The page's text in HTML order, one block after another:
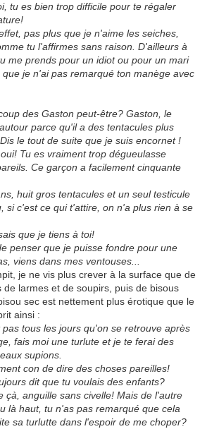
tu es bien trop difficile pour te régaler
pas plus que je n'aime les seiches,
tu l'affirmes sans raison. D'ailleurs à
me prends pour un idiot ou pour un mari
je n'ai pas remarqué ton manège avec
des Gaston peut-être? Gaston, le
parce qu'il a des tentacules plus
le tout de suite que je suis encornet !
Tu es vraiment trop dégueulasse
Ce garçon a facilement cinquante
huit gros tentacules et un seul testicule
si c'est ce qui t'attire, on n'a plus rien à se
que je tiens à toi!
penser que je puisse fondre pour une
viens dans mes ventouses...
je ne vis plus crever à la surface que de
de larmes et de soupirs, puis de bisous
sec est nettement plus érotique que le
ainsi :
tous les jours qu'on se retrouve après
fais moi une turlute et je te ferai des
supions.
con de dire des choses pareilles!
dit que tu voulais des enfants?
çà, anguille sans civelle! Mais de l'autre
là haut, tu n'as pas remarqué que cela
sa turlutte dans l'espoir de me choper?